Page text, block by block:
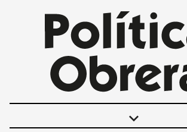
keyboard_arrow_down